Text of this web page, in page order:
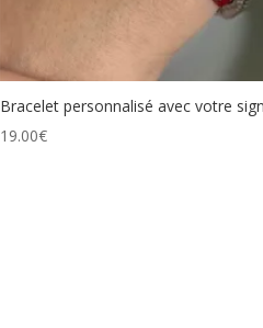
Bracelet personnalisé avec votre
19.00€